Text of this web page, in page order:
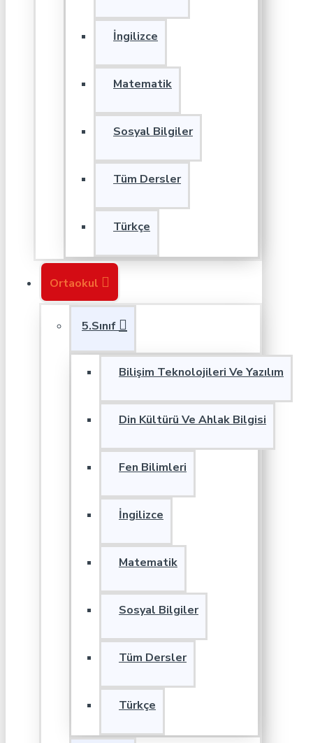
İngilizce
Matematik
Sosyal Bilgiler
Tüm Dersler
Türkçe
Ortaokul
5.Sınıf
Bilişim Teknolojileri Ve Yazılım
Din Kültürü Ve Ahlak Bilgisi
Fen Bilimleri
İngilizce
Matematik
Sosyal Bilgiler
Tüm Dersler
Türkçe